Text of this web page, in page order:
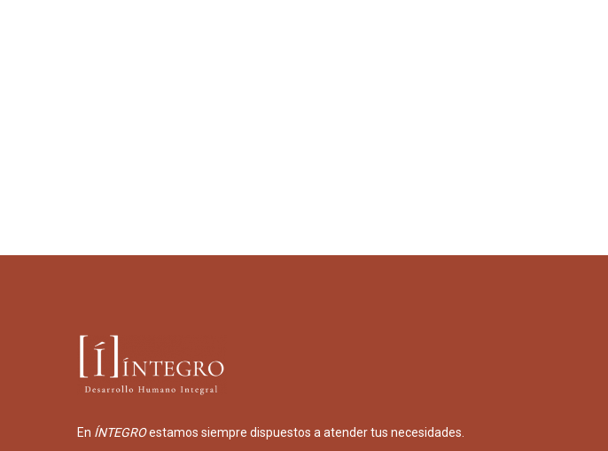
En ÍNTEGROestamos siempre dispuestos a atender tus necesidades.